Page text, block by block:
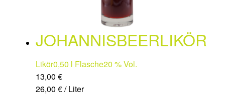
JOHANNISBEERLIKÖR
Likör0,50 l Flasche20 % Vol.
13,00 €
26,00 €/Liter